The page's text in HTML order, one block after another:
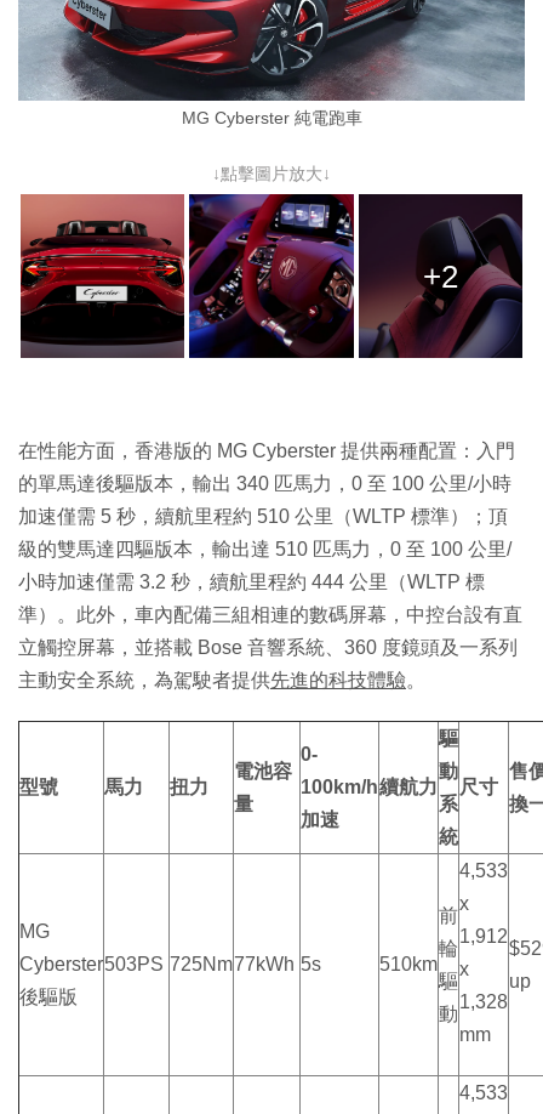
MG Cyberster 純電跑車
↓點擊圖片放大↓
+2
在性能方面，香港版的 MG Cyberster 提供兩種配置：入門
的單馬達後驅版本，輸出 340 匹馬力，0 至 100 公里/小時
加速僅需 5 秒，續航里程約 510 公里（WLTP 標準）；頂
級的雙馬達四驅版本，輸出達 510 匹馬力，0 至 100 公里/
小時加速僅需 3.2 秒，續航里程約 444 公里（WLTP 標
準）。此外，車內配備三組相連的數碼屏幕，中控台設有直
立觸控屏幕，並搭載 Bose 音響系統、360 度鏡頭及一系列
主動安全系統，為駕駛者提供先進的科技體驗。
型號 馬力 扭力
電池容
量
0-
100km/h
加速
續航力
驅
動
系
統
尺寸
售
換
MG
Cyberster
後驅版
503PS 725Nm77kWh 5s 510km
前
輪
驅
動
4,533
x
1,912
x
1,328
mm
up
4,533